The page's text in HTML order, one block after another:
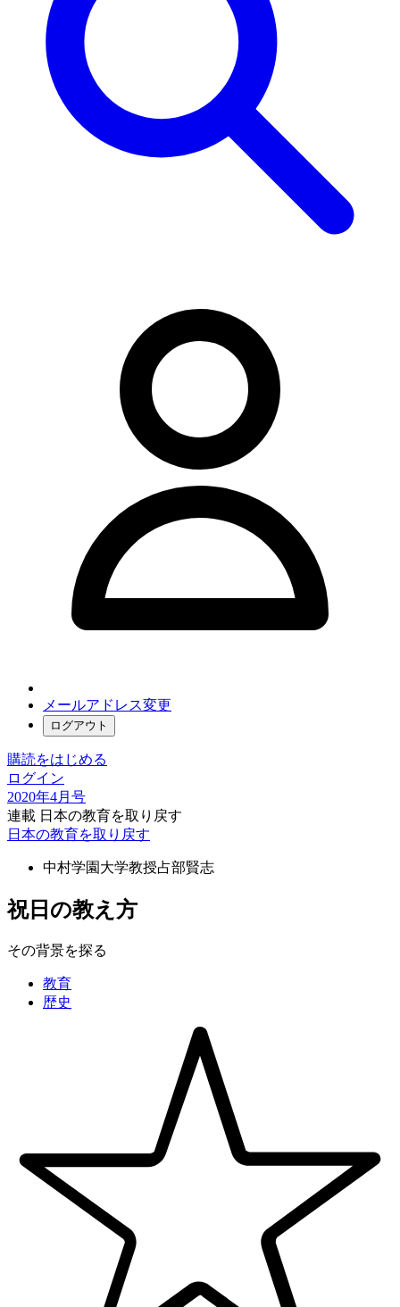
メールアドレス変更
ログアウト
購読をはじめる
ログイン
2020年4月号
連載 日本の教育を取り戻す
日本の教育を取り戻す
中村学園大学教授占部賢志
祝日の教え方
その背景を探る
教育
歴史